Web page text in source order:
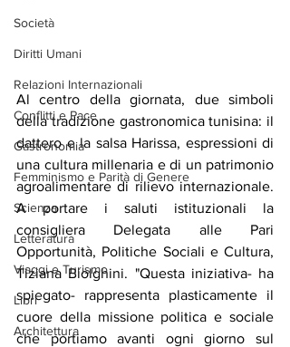
Società
Diritti Umani
Relazioni Internazionali
Conflitti e Pace
Gastronomia
Femminismo e Parità di Genere
Scienza
Letteratura
Viaggi e Turismo
Libri
Architettura
Al centro della giornata, due simboli
della tradizione gastronomica tunisina: il
dattero e la salsa Harissa, espressioni di
una cultura millenaria e di un patrimonio
agroalimentare di rilievo internazionale.
A portare i saluti istituzionali la
consigliera Delegata alle Pari
Opportunità, Politiche Sociali e Cultura,
Tiziana Biolghini. "Questa iniziativa- ha
spiegato- rappresenta plasticamente il
cuore della missione politica e sociale
che portiamo avanti ogni giorno sul